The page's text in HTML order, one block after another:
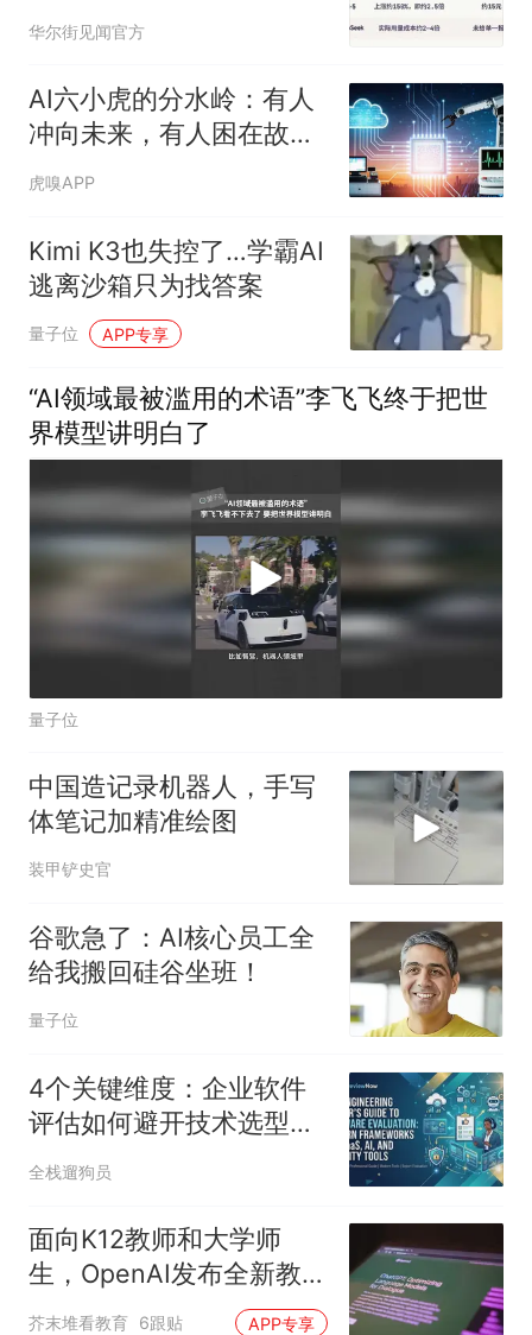
的钱会流向哪里？
华尔街见闻官方
AI六小虎的分水岭：有人
冲向未来，有人困在故事
里
虎嗅APP
Kimi K3也失控了…学霸AI
逃离沙箱只为找答案
量子位 APP专享
“AI领域最被滥用的术语”李飞飞终于把世
界模型讲明白了
量子位
中国造记录机器人，手写
体笔记加精准绘图
装甲铲史官
谷歌急了：AI核心员工全
给我搬回硅谷坐班！
量子位
4个关键维度：企业软件
评估如何避开技术选型的
雷区
全栈遛狗员
面向K12教师和大学师
生，OpenAI发布全新教育
功能
芥末堆看教育 6跟贴 APP专享